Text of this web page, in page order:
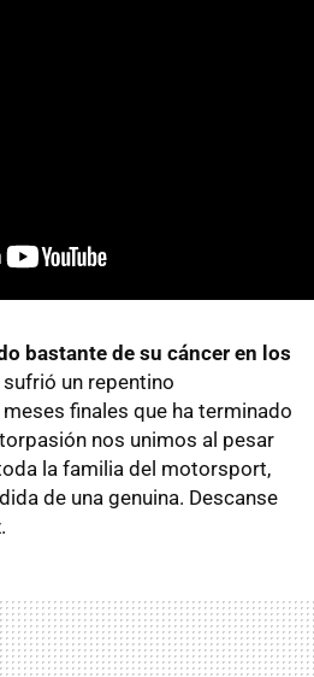
bastante de su cáncer en los
sufrió un repentino
finales que ha terminado
nos unimos al pesar
la familia del motorsport,
de una genuina. Descanse